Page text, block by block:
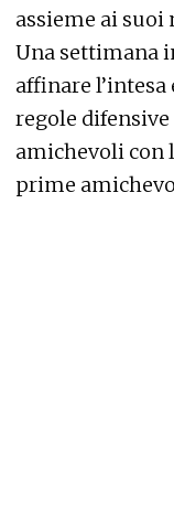
assieme ai suoi
Una settimana
affinare
regole
amichevoli con
prime